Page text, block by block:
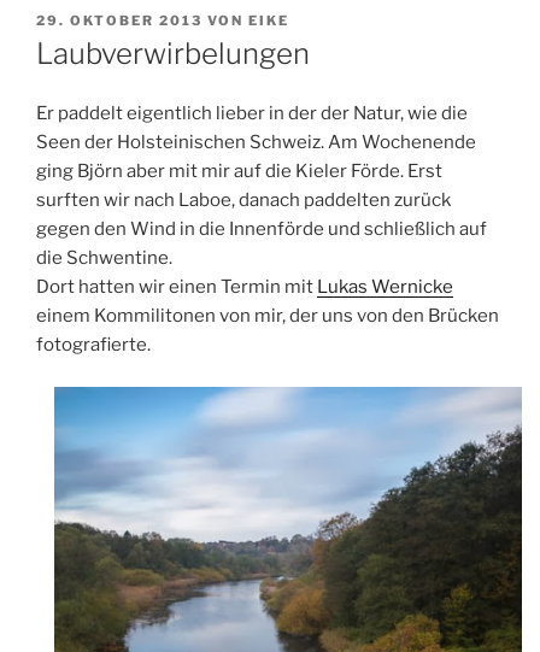
VERÖFFENTLICHT
AM
29. OKTOBER 2013 VON EIKE
Laubverwirbelungen
Er paddelt eigentlich lieber in der der Natur, wie die
Seen der Holsteinischen Schweiz. Am Wochenende
ging Björn aber mit mir auf die Kieler Förde. Erst
surften wir nach Laboe, danach paddelten zurück
gegen den Wind in die Innenförde und schließlich auf
die Schwentine.
Dort hatten wir einen Termin mit Lukas Wernicke
einem Kommilitonen von mir, der uns von den Brücken
fotografierte.